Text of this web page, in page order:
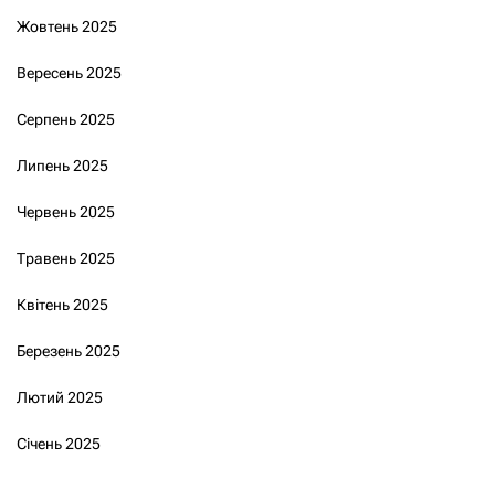
Жовтень 2025
Вересень 2025
Серпень 2025
Липень 2025
Червень 2025
Травень 2025
Квітень 2025
Березень 2025
Лютий 2025
Січень 2025